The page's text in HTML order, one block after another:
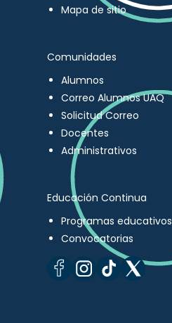
Mapa de sitio
Comunidades
Alumnos
Correo Alumnos UAQ
Solicitud Correo
Docentes
Administrativos
Educación Continua
Programas educativos
Convocatorias